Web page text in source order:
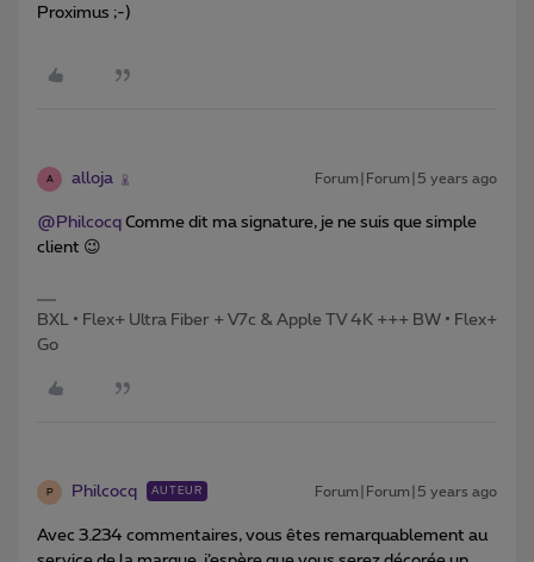
Proximus ;-)
A alloja Forum|Forum|5 years ago
@Philcocq Comme dit ma signature, je ne suis que simple
client 😉
BXL • Flex+ Ultra Fiber + V7c & Apple TV 4K +++ BW • Flex+
Go
P Philcocq AUTEUR Forum|Forum|5 years ago
Avec 3.234 commentaires, vous êtes remarquablement au